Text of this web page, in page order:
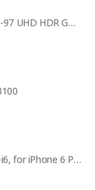
Lenovo X1 Extreme G2 15.6 i7-97 UHD HDR GTX1650 W10P 20QV00CNGE
Battery Remax Powerup RPA-i6, for iPhone 6 Plus, 3510mAh - 51532